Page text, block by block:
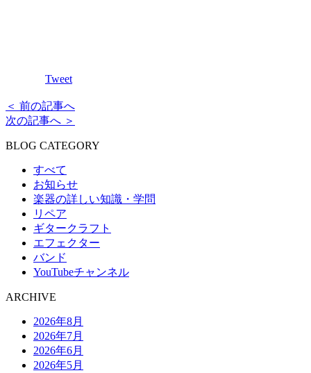
Tweet
＜ 前の記事へ
次の記事へ ＞
BLOG CATEGORY
すべて
お知らせ
楽器の詳しい知識・学問
リペア
ギタークラフト
エフェクター
バンド
YouTubeチャンネル
ARCHIVE
2026年8月
2026年7月
2026年6月
2026年5月